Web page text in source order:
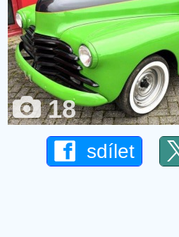
18
sdílet